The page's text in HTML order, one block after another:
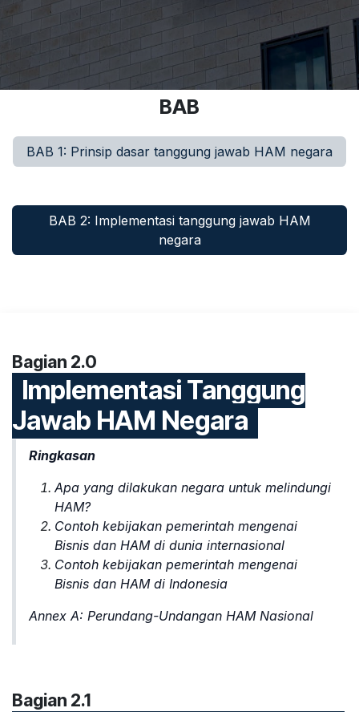
BAB
BAB 1: Prinsip dasar tanggung jawab HAM negara
BAB 2: Implementasi tanggung jaw​​ab HAM
negara
Bagian 2.0
Implementasi Tanggung
Jawab HAM Negara
Ringkasan
Apa yang dilakukan negara untuk melindungi
HAM?
Contoh kebijakan pemerintah mengenai
Bisnis dan HAM di dunia internasional
Contoh kebijakan pemerintah mengenai
Bisnis dan HAM di Indonesia
Annex A: Perundang-Undangan HAM Nasional
Bagian 2.1